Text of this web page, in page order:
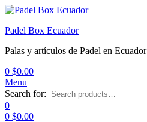
Padel Box Ecuador
Palas y artículos de Padel en Ecuador
0 $0.00
Menu
Search for:
0
0 $0.00